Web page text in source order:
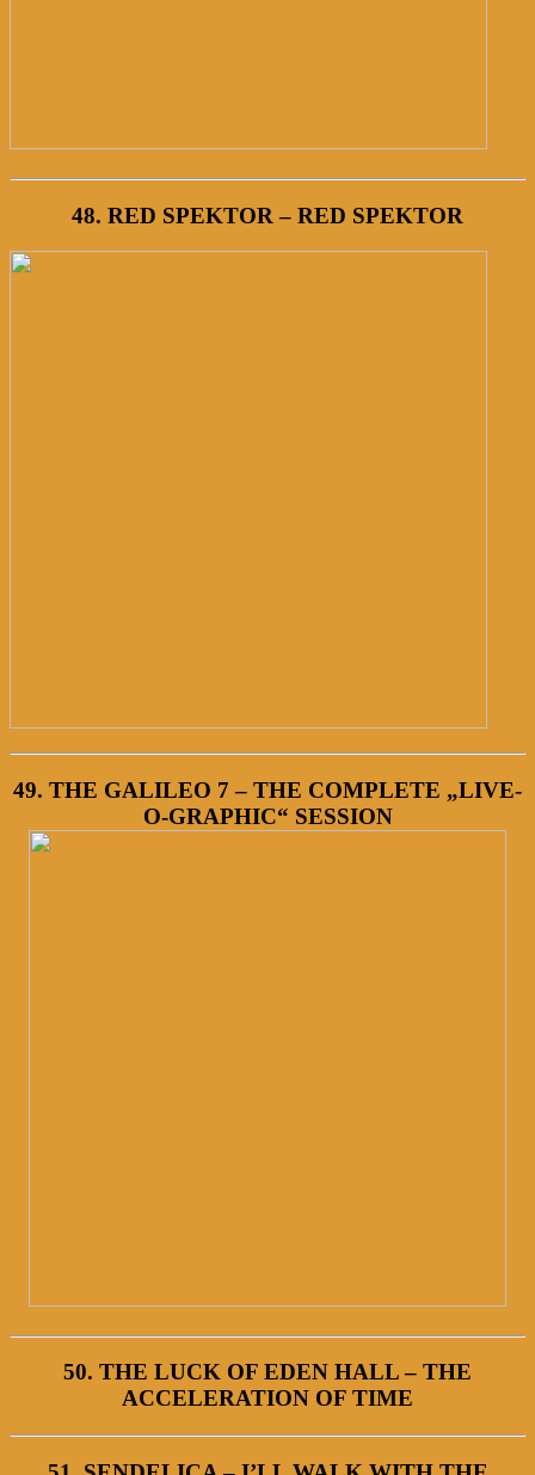
48. RED SPEKTOR – RED SPEKTOR
49. THE GALILEO 7 – THE COMPLETE „LIVE-
O-GRAPHIC“ SESSION
50. THE LUCK OF EDEN HALL – THE
ACCELERATION OF TIME